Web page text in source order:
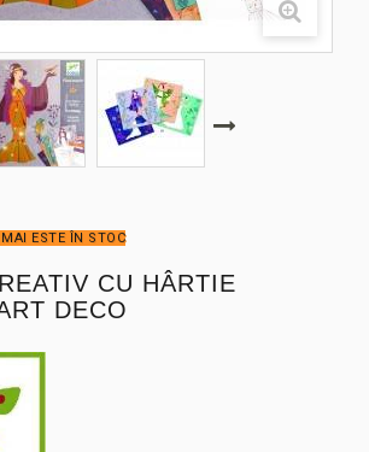
ESTE ÎN STOC
CU HÂRTIE
DECO